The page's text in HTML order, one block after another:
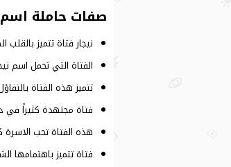
صفات حاملة اسم
نيجار فتاة تتميز
الفتاة التي تحمل اسم
تتميز هذه الفتاة
فتاة مجتهدة كثيراً في
هذه الفتاة تحب الاسرة
فتاة تتميز باهتمامها